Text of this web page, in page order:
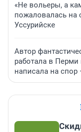
«Не вольеры, а
пожаловалась на
Уссурийске
Автор
работала в Перми
написала на спор